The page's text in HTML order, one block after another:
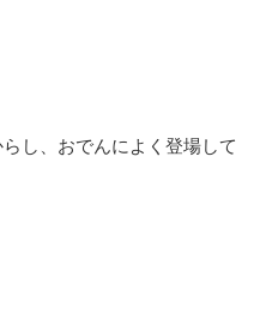
し、おでんによく登場して